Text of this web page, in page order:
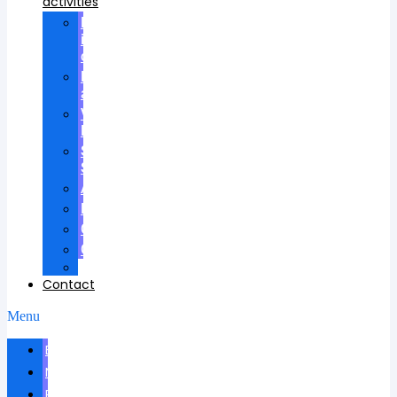
Participation
in
councils
Research
advisees
Visiting
Lectures
Scientific
School
Awards
Patents
Certificates
Contracts
Contact
Menu
Biography
News